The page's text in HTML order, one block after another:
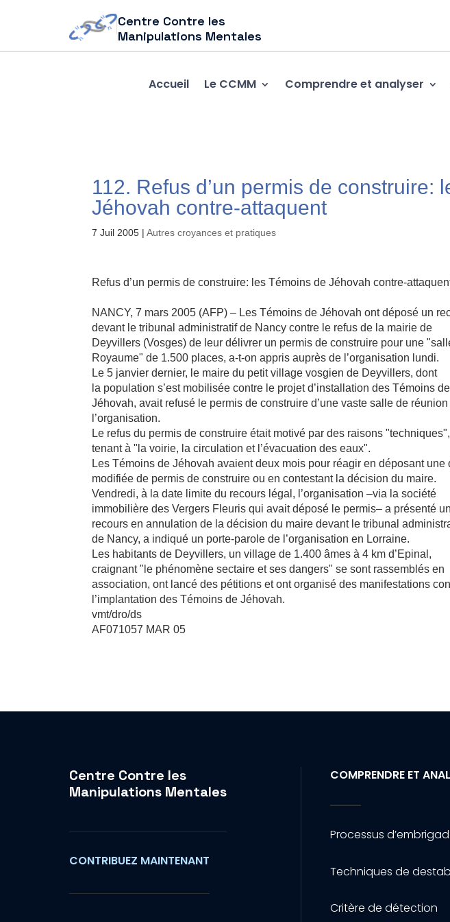
Centre Contre les
Manipulations Mentales
Accueil Le CCMM Comprendre et analyser
112. Refus d’un permis de construire:
Jéhovah contre-attaquent
7 Juil 2005 |Autres croyances et pratiques
Refus d’un permis de construire: les Témoins de Jéhovah contre-
NANCY, 7 mars 2005 (AFP) – Les Témoins de Jéhovah ont déposé un
devant le tribunal administratif de Nancy contre le refus de la mairie de
Deyvillers (Vosges) de leur délivrer un permis de construire pour une
Royaume" de 1.500 places, a-t-on appris auprès de l’organisation lundi.
Le 5 janvier dernier, le maire du petit village vosgien de Deyvillers, dont
la population s’est mobilisée contre le projet d’installation des Témoins de
Jéhovah, avait refusé le permis de construire d’une vaste salle de
l’organisation.
Le refus du permis de construire était motivé par des raisons "techniques",
tenant à "la voirie, la circulation et l’évacuation des eaux".
Les Témoins de Jéhovah avaient deux mois pour réagir en déposant une
modifiée de permis de construire ou en contestant la décision du maire.
Vendredi, à la date limite du recours légal, l’organisation –via la société
immobilière des Vergers Fleuris qui avait déposé le permis– a présenté un
recours en annulation de la décision du maire devant le tribunal
de Nancy, a indiqué un porte-parole de l’organisation en Lorraine.
Les habitants de Deyvillers, un village de 1.400 âmes à 4 km d’Epinal,
craignant "le phénomène sectaire et ses dangers" se sont rassemblés en
association, ont lancé des pétitions et ont organisé des manifestations
l’implantation des Témoins de Jéhovah.
vmt/dro/ds
AF071057 MAR 05
Centre Contre les
Manipulations Mentales
CONTRIBUEZ MAINTENANT
COMPRENDRE ET
Processus
Techniques de
Critère de détection